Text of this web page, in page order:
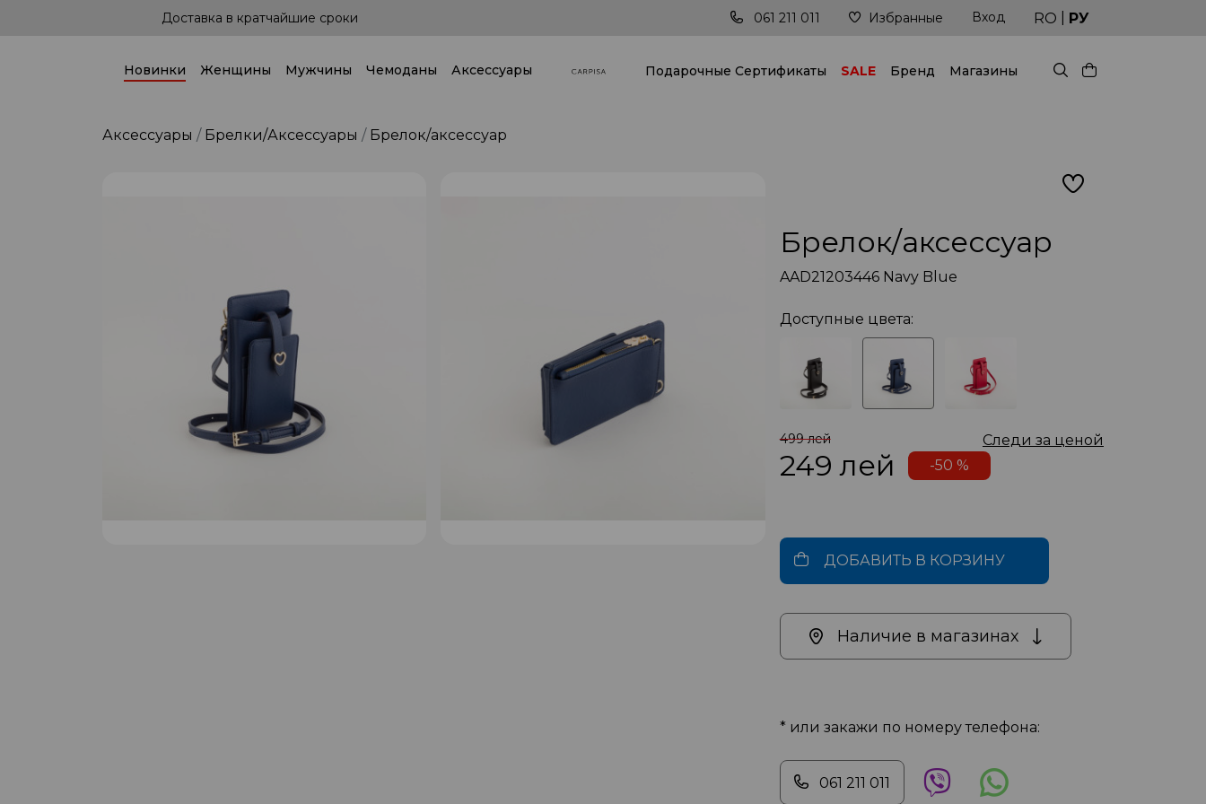
Доставка в кратчайшие сроки Доставка по всей стране! Последние тренды всегда под рукой! Доставка в кратчайшие сроки
061 211 011 Избранные Вход RO РУ
Новинки Женщины Мужчины Чемоданы Аксессуары Подарочные Cертификаты SALE Бренд Магазины
Аксессуары Брелки/Аксессуары Брелок/аксессуар
Брелок/аксессуар
AAD21203446 Navy Blue
Доступные цвета:
499 лей Следи за ценой
249лей -50 %
ДОБАВИТЬ В КОРЗИНУ
Наличие в магазинах
* или закажи по номеру телефона:
061 211 011